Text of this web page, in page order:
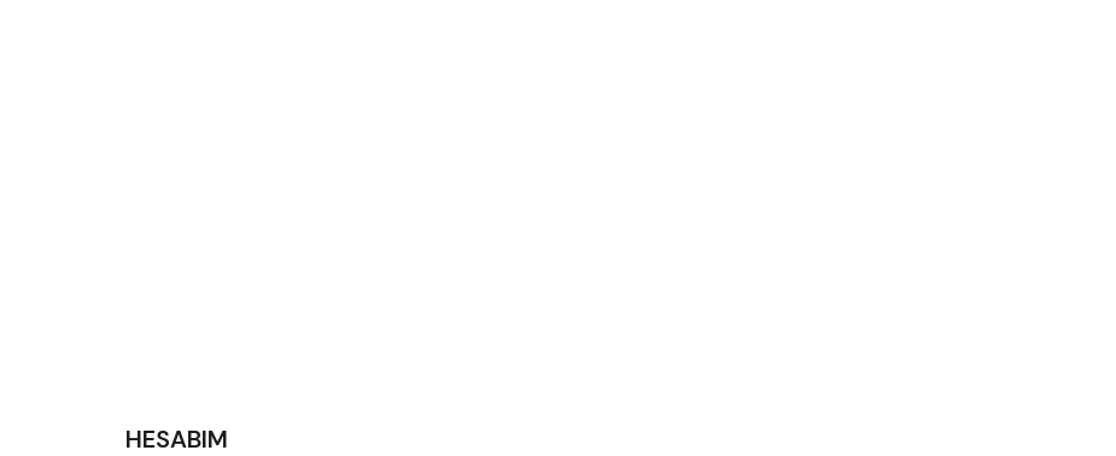
HESABIM